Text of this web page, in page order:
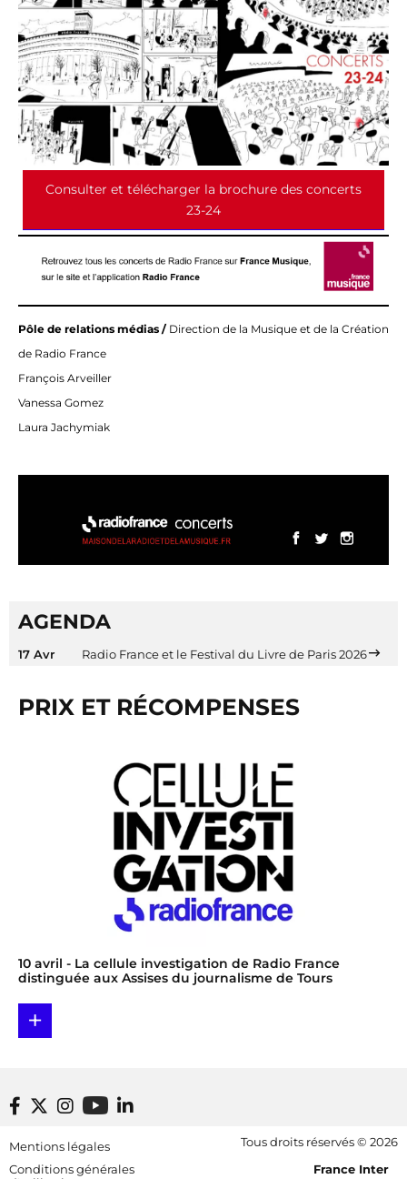
Consulter et télécharger la brochure des concerts
23-24
Pôle de relations médias / Direction de la Musique et de la Création
de Radio France
François Arveiller
Vanessa Gomez
Laura Jachymiak
AGENDA
17 Avr Radio France et le Festival du Livre de Paris 2026
PRIX ET RÉCOMPENSES
10 avril - La cellule investigation de Radio France
distinguée aux Assises du journalisme de Tours
+
Footer bottom
Mentions légales
Conditions générales
Tous droits réservés © 2026
[RDF] Pied de page - Mobile
France Inter